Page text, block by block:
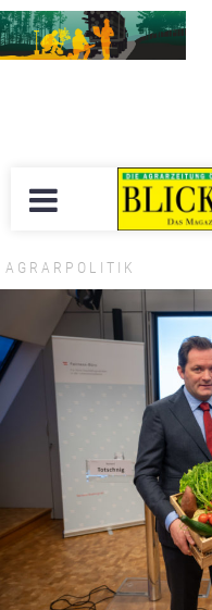
AGRARPOLITIK